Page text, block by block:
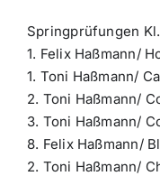
Springprüfungen
1. Felix Haßmann/
1. Toni Haßmann/
2. Toni Haßmann/
3. Toni Haßmann/
8. Felix Haßmann/
2. Toni Haßmann/